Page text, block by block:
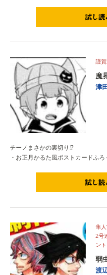
謹
魔
津
チーノまさかの裏切り⁉
・お正月かるた風ポストカードふろ
隼
2号
ン
弱
渡